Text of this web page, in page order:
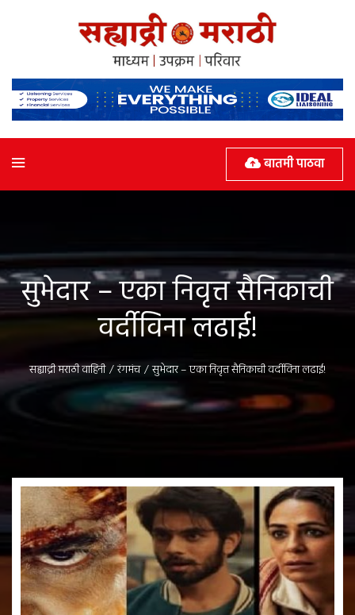
बातमी पाठवा
सुभेदार – एका निवृत्त सैनिकाची
वर्दीविना लढाई!
सह्याद्री मराठी वाहिनी / रंगमंच / सुभेदार – एका निवृत्त सैनिकाची वर्दीविना लढाई!